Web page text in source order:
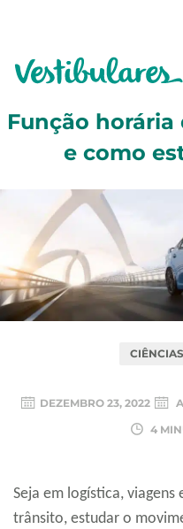
Função horária
e como
DEZEMBRO 23, 2022
4
Seja em logística, viagens
trânsito, estudar o